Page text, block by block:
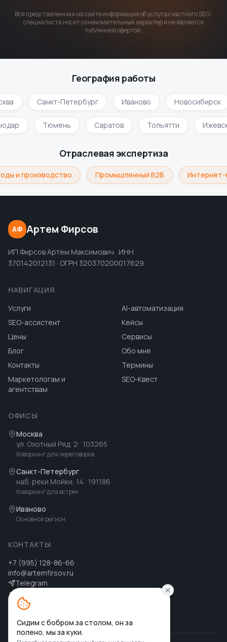
Вся представленная на сайте информация об услугах частного SEO-
специалиста носит ознакомительный характер и не является
публичной офертой.
География работы
Санкт-Петербург Иваново Новосибирск
Тюмень Саратов Тольятти
Отраслевая экспертиза
и производство Промышленный B2B Интернет-
АФ Артем Фирсов
ИП Фирсов Артем Максимович · ИНН
370142012131 · ОГРН 320370200017629
НАВИГАЦИЯ
Услуги
AI-автоматизация
SEO-ассистент
Кейсы
Цены
Сервисы
Блог
Обо мне
Контакты
Термины
Маркетологам и
агентствам
SEO-Квест
ОФИСЫ
Москва
ул. Охотный Ряд, 2 · 103265
Коворкинг для переговоров
Санкт-Петербург
наб. реки Мойки, 14 · 191186
Коворкинг для встреч
Иваново
Основной регион
КОНТАКТЫ
+7 (995) 128-86-66
info@artemfirsov.ru
Telegram
MAX MAX
Сидим с бобром за столом, он за
полено, мы за куки.